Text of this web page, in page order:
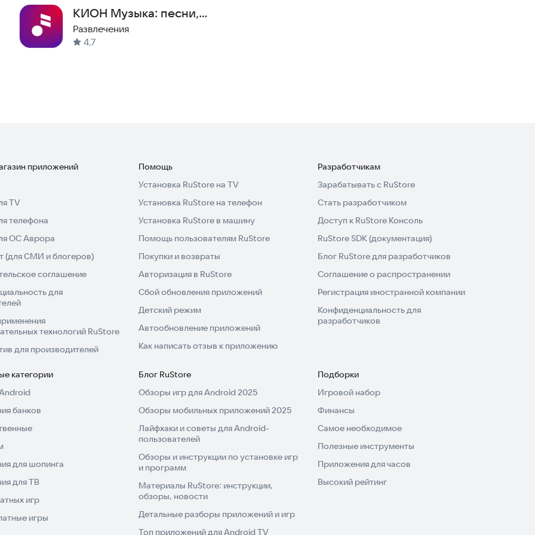
когда вы свернёте приложение или
новинки, бестселлеры и эксклюзивы.
vkmusic_privacy
без рекламы и в фоновом режиме.
подкасты в одном приложении. Музыка
КИОН Музыка: песни,
подкасты
Развлечения
4,7
приложений
TV
телефона
ОС Аврора
(для СМИ и блогеров)
соглашение
для
технологий RuStore
для производителей
Помощь
Установка RuStore на TV
Установка RuStore на телефон
Установка RuStore в машину
Помощь пользователям RuStore
Покупки и возвраты
Авторизация в RuStore
Сбой обновления приложений
Детский режим
Автообновление приложений
Как написать отзыв к приложению
Разработчикам
Зарабатывать с RuStore
Стать разработчиком
Доступ к RuStore Консоль
RuStore SDK (документация)
Блог RuStore для разработчиков
Соглашение о распространении
Регистрация иностранной компании
Конфиденциальность для
разработчиков
категории
банков
для шопинга
для ТВ
игр
игры
Блог RuStore
Обзоры игр для Android 2025
Обзоры мобильных приложений 2025
Лайфхаки и советы для Android-
пользователей
Обзоры и инструкции по установке игр
и программ
Материалы RuStore: инструкции,
обзоры, новости
Детальные разборы приложений и игр
Топ приложений для Android TV
Подборки
Игровой набор
Финансы
Самое необходимое
Полезные инструменты
Приложения для часов
Высокий рейтинг